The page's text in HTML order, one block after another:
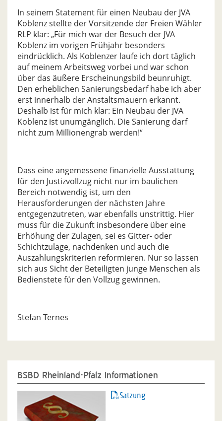
In seinem Statement für einen Neubau der JVA
Koblenz stellte der Vorsitzende der Freien Wähler
RLP klar: „Für mich war der Besuch der JVA
Koblenz im vorigen Frühjahr besonders
eindrücklich. Als Koblenzer laufe ich dort täglich
auf meinem Arbeitsweg vorbei und war schon
über das äußere Erscheinungsbild beunruhigt.
Den erheblichen Sanierungsbedarf habe ich aber
erst innerhalb der Anstaltsmauern erkannt.
Deshalb ist für mich klar: Ein Neubau der JVA
Koblenz ist unumgänglich. Die Sanierung darf
nicht zum Millionengrab werden!“
Dass eine angemessene finanzielle Ausstattung
für den Justizvollzug nicht nur im baulichen
Bereich notwendig ist, um den
Herausforderungen der nächsten Jahre
entgegenzutreten, war ebenfalls unstrittig. Hier
muss für die Zukunft insbesondere über eine
Erhöhung der Zulagen, sei es Gitter- oder
Schichtzulage, nachdenken und auch die
Auszahlungskriterien reformieren. Nur so lassen
sich aus Sicht der Beteiligten junge Menschen als
Bedienstete für den Vollzug gewinnen.
Stefan Ternes
BSBD Rheinland-Pfalz Informationen
Satzung